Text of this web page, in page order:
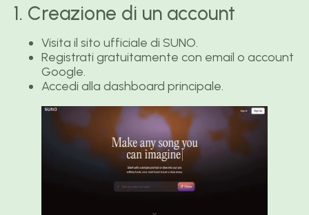
1. Creazione di un account
Visita il sito ufficiale di SUNO.
Registrati gratuitamente con email o account
Google.
Accedi alla dashboard principale.